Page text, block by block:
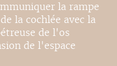
la rampe
la cochlée avec la
de l'os
de l'espace